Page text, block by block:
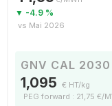
▼ -4.9 %
vs Mai 2026
GNV CAL 2030
1,095 € HT/kg
PEG forward : 21,75 €/